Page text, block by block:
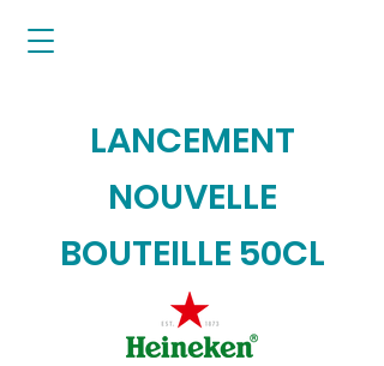
LANCEMENT
NOUVELLE
BOUTEILLE 50CL